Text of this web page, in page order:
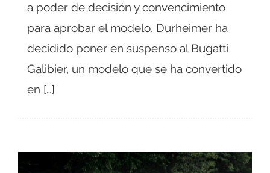
a poder de decisión y convencimiento
para aprobar el modelo. Durheimer ha
decidido poner en suspenso al Bugatti
Galibier, un modelo que se ha convertido
en […]